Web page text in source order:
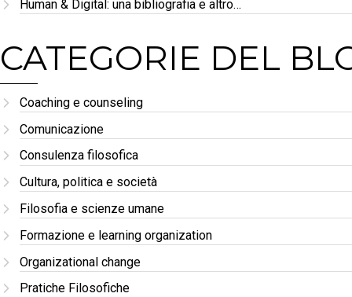
Human & Digital: una bibliografia e altro…
CATEGORIE DEL
Coaching e counseling
Comunicazione
Consulenza filosofica
Cultura, politica e società
Filosofia e scienze umane
Formazione e learning organization
Organizational change
Pratiche Filosofiche